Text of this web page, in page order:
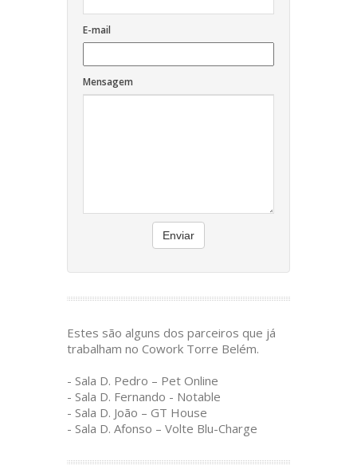
E-mail
Mensagem
Enviar
Estes são alguns dos parceiros que já
trabalham no Cowork Torre Belém.
- Sala D. Pedro – Pet Online
- Sala D. Fernando - Notable
- Sala D. João – GT House
- Sala D. Afonso – Volte Blu-Charge